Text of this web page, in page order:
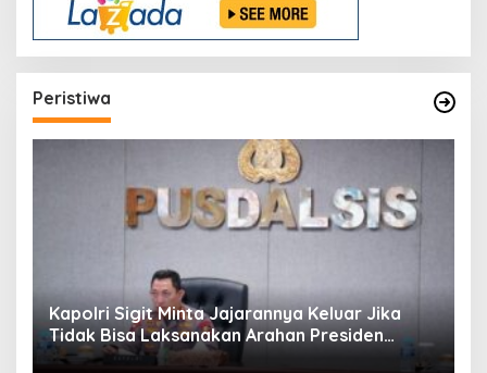
Peristiwa
Kapolri Sigit Minta Jajarannya Keluar Jika
Tidak Bisa Laksanakan Arahan Presiden
Jokowi